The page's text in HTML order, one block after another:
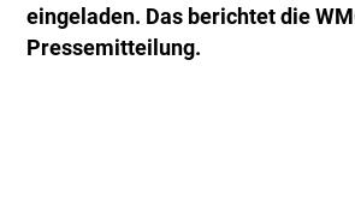
eingeladen. Das berichtet die
Pressemitteilung.